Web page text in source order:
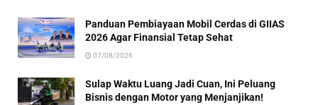
Panduan Pembiayaan Mobil Cerdas di GIIAS
2026 Agar Finansial Tetap Sehat
07/08/2026
Sulap Waktu Luang Jadi Cuan, Ini Peluang
Bisnis dengan Motor yang Menjanjikan!